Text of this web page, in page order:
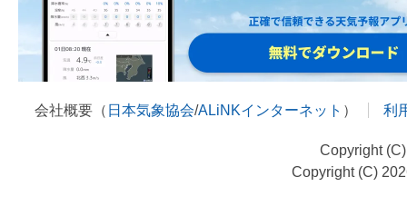
会社概要（ 日本気象協会/ALiNKインターネット ） 利
Copyright
Copyright (C)